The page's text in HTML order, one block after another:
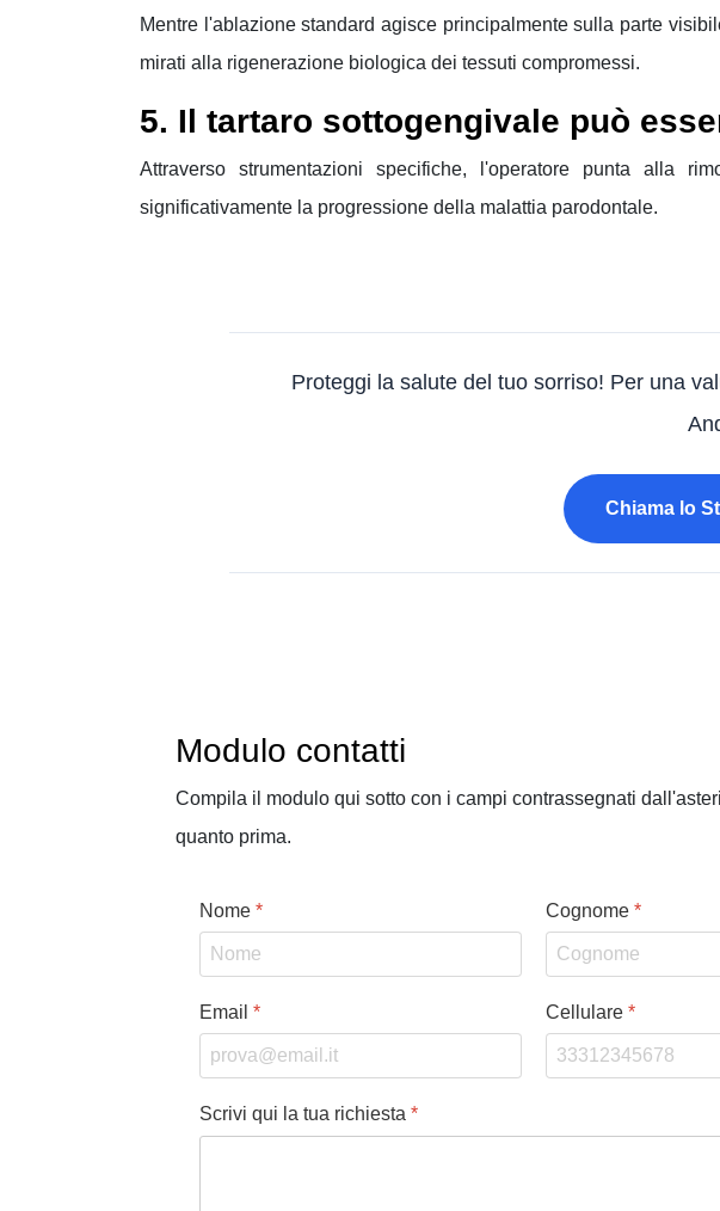
Mentre l'ablazione standard agisce principalmente sulla parte
mirati alla rigenerazione biologica dei tessuti compromessi.
5. Il tartaro sottogengivale può
Attraverso strumentazioni specifiche, l'operatore punta alla
significativamente la progressione della malattia parodontale.
Proteggi la salute del tuo sorriso! Per una
Chiama lo
Modulo contatti
Compila il modulo qui sotto con i campi contrassegnati
quanto prima.
Nome * Cognome *
Email * Cellulare *
Scrivi qui la tua richiesta *